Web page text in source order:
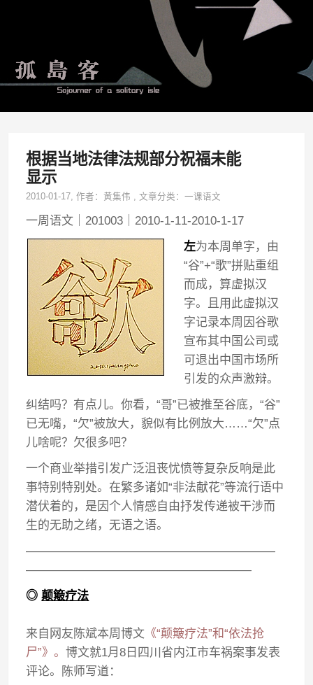
根据当地法律法规部分祝福未能
显示
2010-01-17, 作者：黄集伟 ,文章分类：一课语文
一周语文｜201003｜2010-1-11-2010-1-17
左为本周单字，由
“谷”+“歌”拼贴重组
而成，算虚拟汉
字。且用此虚拟汉
字记录本周因谷歌
宣布其中国公司或
可退出中国市场所
引发的众声激辩。
纠结吗？有点儿。你看，“哥”已被推至谷底，“谷”
已无嘴，“欠”被放大，貌似有比例放大……“欠”点
儿啥呢？欠很多吧？
一个商业举措引发广泛沮丧忧愤等复杂反响是此
事特别特别处。在繁多诸如“非法献花”等流行语中
潜伏着的，是因个人情感自由抒发传递被干涉而
生的无助之绪，无语之语。
—————————————————————
———————————————————
◎颠簸疗法
来自网友陈斌本周博文 《“颠簸疗法”和“依法抢
尸”》。博文就1月8日四川省内江市车祸案事发表
评论。陈师写道：